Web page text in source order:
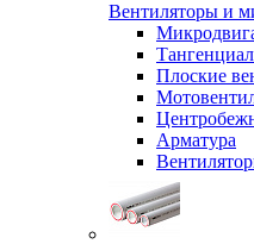
Вентиляторы и
Плоские
Арматура